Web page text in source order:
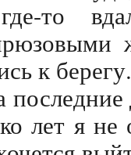
то
к берегу.
лет я